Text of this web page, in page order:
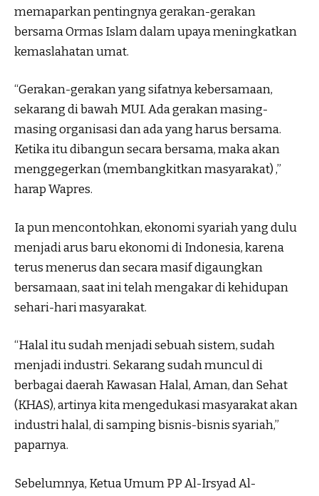
memaparkan pentingnya gerakan-gerakan
bersama Ormas Islam dalam upaya meningkatkan
kemaslahatan umat.
“Gerakan-gerakan yang sifatnya kebersamaan,
sekarang di bawah MUI. Ada gerakan masing-
masing organisasi dan ada yang harus bersama.
Ketika itu dibangun secara bersama, maka akan
menggegerkan (membangkitkan masyarakat) ,”
harap Wapres.
Ia pun mencontohkan, ekonomi syariah yang dulu
menjadi arus baru ekonomi di Indonesia, karena
terus menerus dan secara masif digaungkan
bersamaan, saat ini telah mengakar di kehidupan
sehari-hari masyarakat.
“Halal itu sudah menjadi sebuah sistem, sudah
menjadi industri. Sekarang sudah muncul di
berbagai daerah Kawasan Halal, Aman, dan Sehat
(KHAS), artinya kita mengedukasi masyarakat akan
industri halal, di samping bisnis-bisnis syariah,”
paparnya.
Sebelumnya, Ketua Umum PP Al-Irsyad Al-